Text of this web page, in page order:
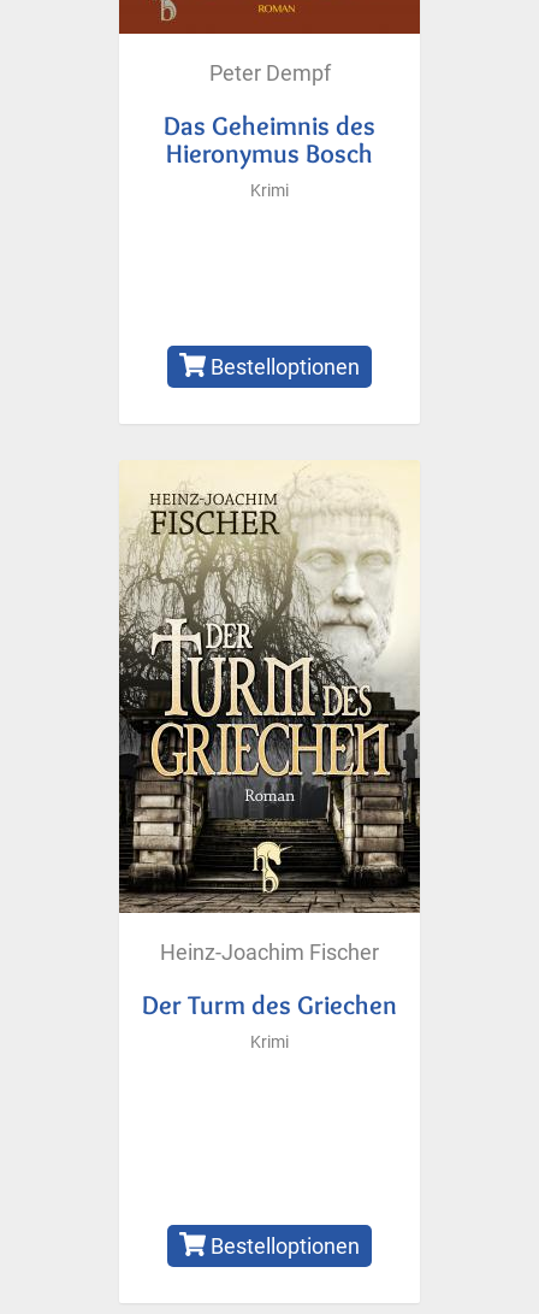
Peter Dempf
Das Geheimnis des
Hieronymus Bosch
Krimi
Bestelloptionen
Heinz-Joachim Fischer
Der Turm des Griechen
Krimi
Bestelloptionen